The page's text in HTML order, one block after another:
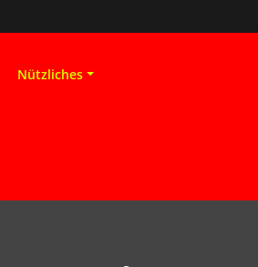
Nützliches